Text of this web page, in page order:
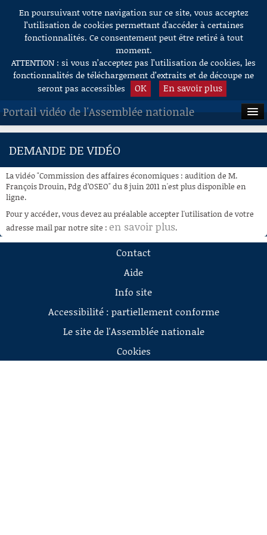
Aller au contenu
En poursuivant votre navigation sur ce site, vous acceptez
l’utilisation de cookies permettant d'accéder à certaines
fonctionnalités. Ce consentement peut être retiré à tout
moment.
ATTENTION : si vous n’acceptez pas l’utilisation de cookies, les
fonctionnalités de téléchargement d’extraits et de découpe ne
seront pas accessibles
OK En savoir plus
Portail vidéo de l'Assemblée nationale
ACCUEIL
À LA DEMANDE
RECHERCHE
AIDE À LA DÉCOUPE
DE VIDÉOS
DEMANDE DE VIDÉO
La vidéo "Commission des affaires économiques : audition de M.
François Drouin, Pdg d’OSEO" du 8 juin 2011 n'est plus disponible en
ligne.
Pour y accéder, vous devez au préalable accepter l'utilisation de votre
adresse mail par notre site : en savoir plus.
Contact
Aide
Info site
Accessibilité : partiellement conforme
Le site de l'Assemblée nationale
Cookies